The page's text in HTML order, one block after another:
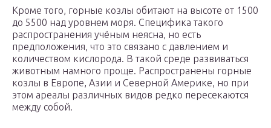
Кроме того, горные козлы обитают на высоте от 1500
до 5500 над уровнем моря. Специфика такого
распространения учёным неясна, но есть
предположения, что это связано с давлением и
количеством кислорода. В такой среде развиваться
животным намного проще. Распространены горные
козлы в Европе, Азии и Северной Америке, но при
этом ареалы различных видов редко пересекаются
между собой.